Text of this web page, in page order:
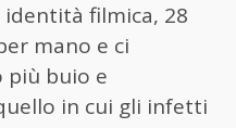
filmica, 28
mano e ci
più buio e
in cui gli infetti